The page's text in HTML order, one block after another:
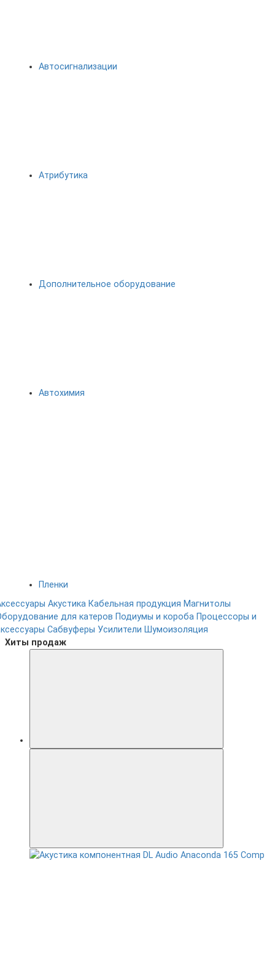
Автосигнализации
Атрибутика
Дополнительное оборудование
Автохимия
Пленки
Акустика Кабельная продукция Магнитолы
для катеров Подиумы и короба Процессоры и
Сабвуферы Усилители Шумоизоляция
Хиты продаж